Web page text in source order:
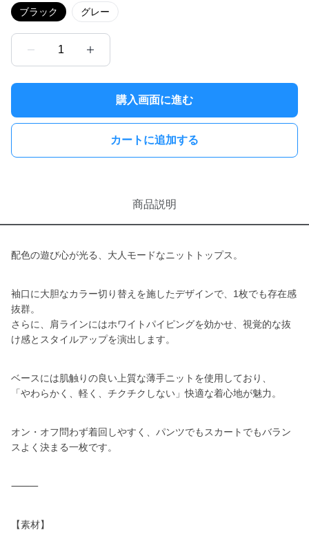
ブラック グレー
1
購入画面に進む
カートに追加する
商品説明
配色の遊び心が光る、大人モードなニットトップス。
袖口に大胆なカラー切り替えを施したデザインで、1枚でも存在感
抜群。
さらに、肩ラインにはホワイトパイピングを効かせ、視覚的な抜
け感とスタイルアップを演出します。
ベースには肌触りの良い上質な薄手ニットを使用しており、
「やわらかく、軽く、チクチクしない」快適な着心地が魅力。
オン・オフ問わず着回しやすく、パンツでもスカートでもバラン
スよく決まる一枚です。
⸻
【素材】